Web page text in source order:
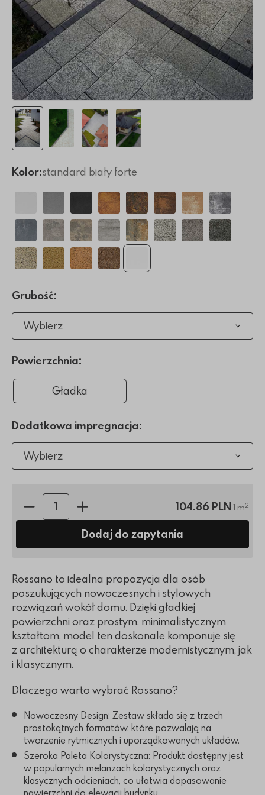
Kolor:standard biały forte
Grubość:
Wybierz
Powierzchnia:
Gładka
Dodatkowa impregnacja:
Wybierz
Ilość sztuk: 104.86 PLN 1 m2
Dodaj do zapytania
Rossano to idealna propozycja dla osób
poszukujących nowoczesnych i stylowych
rozwiązań wokół domu. Dzięki gładkiej
powierzchni oraz prostym, minimalistycznym
kształtom, model ten doskonale komponuje się
z architekturą o charakterze modernistycznym, jak
i klasycznym.
Dlaczego warto wybrać Rossano?
Nowoczesny Design: Zestaw składa się z trzech
prostokątnych formatów, które pozwalają na
tworzenie rytmicznych i uporządkowanych układów.
Szeroka Paleta Kolorystyczna: Produkt dostępny jest
w popularnych melanżach kolorystycznych oraz
klasycznych odcieniach, co ułatwia dopasowanie